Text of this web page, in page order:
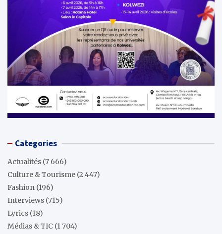
Categories
Actualités (7 666)
Culture & Tourisme (2 447)
Fashion (196)
Interviews (715)
Lyrics (18)
Médias & TIC (1 704)